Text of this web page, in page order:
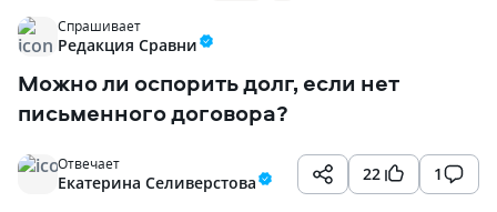
Спрашивает
Редакция Сравни
Можно ли оспорить долг, если нет
письменного договора?
22 1
Отвечает
Екатерина Селиверстова